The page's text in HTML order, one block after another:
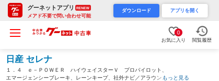
グーネットアプリ RENEW
メアド不要で問い合わせ可能
ダウンロード アプリを開く
0
お気に入り 閲覧履歴
日産 セレナ
１．４ ｅ－ＰＯＷＥＲ ハイウェイスターＶ プロパイロット、
エマージェンシーブレーキ、レーンキープ、社外ナビ／アラウンドもっと見る